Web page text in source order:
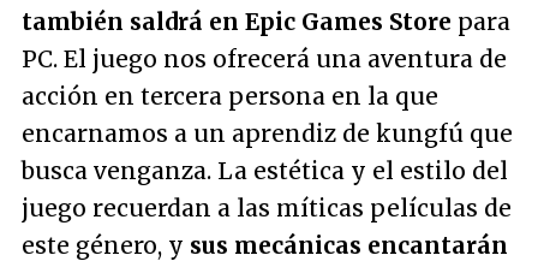
también saldrá en Epic Games Store para
PC. El juego nos ofrecerá una aventura de
acción en tercera persona en la que
encarnamos a un aprendiz de kungfú que
busca venganza. La estética y el estilo del
juego recuerdan a las míticas películas de
este género, y sus mecánicas encantarán